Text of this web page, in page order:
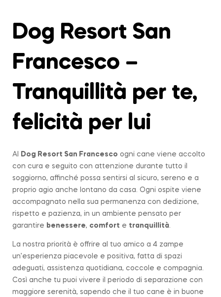
Dog Resort San
Francesco –
Tranquillità per te,
felicità per lui
Al Dog Resort San Francesco ogni cane viene accolto
con cura e seguito con attenzione durante tutto il
soggiorno, affinché possa sentirsi al sicuro, sereno e a
proprio agio anche lontano da casa. Ogni ospite viene
accompagnato nella sua permanenza con dedizione,
rispetto e pazienza, in un ambiente pensato per
garantire benessere, comfort e tranquillità
La nostra priorità è offrire al tuo amico a 4 zampe
un’esperienza piacevole e positiva, fatta di spazi
adeguati, assistenza quotidiana, coccole e compagnia.
Così anche tu puoi vivere il periodo di separazione con
maggiore serenità, sapendo che il tuo cane è in buone